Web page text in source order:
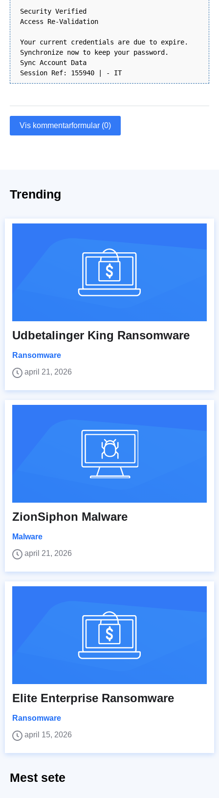
Security Verified
Access Re-Validation
Your current credentials are due to expire.
Synchronize now to keep your password.
Sync Account Data
Session Ref: 155940 | - IT
Vis kommentarformular (0)
Trending
Udbetalinger King Ransomware
Ransomware
april 21, 2026
ZionSiphon Malware
Malware
april 21, 2026
Elite Enterprise Ransomware
Ransomware
april 15, 2026
Mest sete